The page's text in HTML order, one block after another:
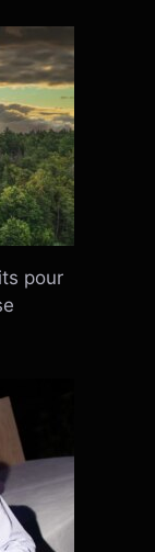
pour